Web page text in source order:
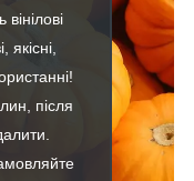
після